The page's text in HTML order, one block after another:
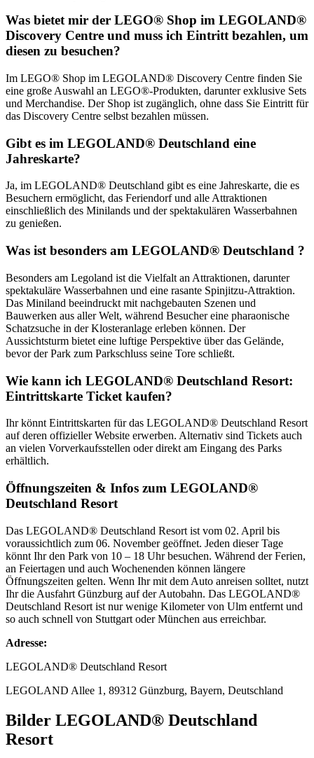
Was bietet mir der LEGO® Shop im LEGOLAND®
Discovery Centre und muss ich Eintritt bezahlen, um
diesen zu besuchen?
Im LEGO® Shop im LEGOLAND® Discovery Centre finden Sie
eine große Auswahl an LEGO®-Produkten, darunter exklusive Sets
und Merchandise. Der Shop ist zugänglich, ohne dass Sie Eintritt für
das Discovery Centre selbst bezahlen müssen.
Gibt es im LEGOLAND® Deutschland eine
Jahreskarte?
Ja, im LEGOLAND® Deutschland gibt es eine Jahreskarte, die es
Besuchern ermöglicht, das Feriendorf und alle Attraktionen
einschließlich des Minilands und der spektakulären Wasserbahnen
zu genießen.
Was ist besonders am LEGOLAND® Deutschland ?
Besonders am Legoland ist die Vielfalt an Attraktionen, darunter
spektakuläre Wasserbahnen und eine rasante Spinjitzu-Attraktion.
Das Miniland beeindruckt mit nachgebauten Szenen und
Bauwerken aus aller Welt, während Besucher eine pharaonische
Schatzsuche in der Klosteranlage erleben können. Der
Aussichtsturm bietet eine luftige Perspektive über das Gelände,
bevor der Park zum Parkschluss seine Tore schließt.
Wie kann ich LEGOLAND® Deutschland Resort:
Eintrittskarte Ticket kaufen?
Ihr könnt Eintrittskarten für das LEGOLAND® Deutschland Resort
auf deren offizieller Website erwerben. Alternativ sind Tickets auch
an vielen Vorverkaufsstellen oder direkt am Eingang des Parks
erhältlich.
Öffnungszeiten & Infos zum LEGOLAND®
Deutschland Resort
Das LEGOLAND® Deutschland Resort ist vom 02. April bis
voraussichtlich zum 06. November geöffnet. Jeden dieser Tage
könnt Ihr den Park von 10 – 18 Uhr besuchen. Während der Ferien,
an Feiertagen und auch Wochenenden können längere
Öffnungszeiten gelten. Wenn Ihr mit dem Auto anreisen solltet, nutzt
Ihr die Ausfahrt Günzburg auf der Autobahn. Das LEGOLAND®
Deutschland Resort ist nur wenige Kilometer von Ulm entfernt und
so auch schnell von Stuttgart oder München aus erreichbar.
Adresse:
LEGOLAND® Deutschland Resort
LEGOLAND Allee 1, 89312 Günzburg, Bayern, Deutschland
Bilder LEGOLAND® Deutschland
Resort